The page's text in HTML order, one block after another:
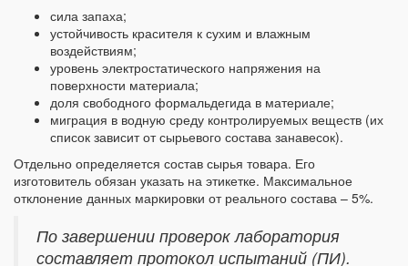
сила запаха;
устойчивость красителя к сухим и влажным
воздействиям;
уровень электростатического напряжения на
поверхности материала;
доля свободного формальдегида в материале;
миграция в водную среду контролируемых веществ (их
список зависит от сырьевого состава занавесок).
Отдельно определяется состав сырья товара. Его
изготовитель обязан указать на этикетке. Максимальное
отклонение данных маркировки от реального состава – 5%.
По завершении проверок лаборатория
составляет протокол испытаний (ПИ).